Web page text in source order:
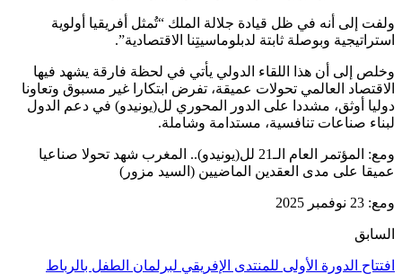
ولفت إلى أنه في ظل قيادة جلالة الملك “تُمثل أفريقيا أولوية
استراتيجية وبوصلة ثابتة لدبلوماسيتِنا الاقتصادية”.
وخلص إلى أن هذا اللقاء الدولي يأتي في لحظة فارقة يشهد فيها
الاقتصاد العالمي تحولات عميقة، تفرض ابتكارا غير مسبوق وتعاونا
دوليا أوثق، مشددا على الدور المحوري لل(يونيدو) في دعم الدول
لبناء صناعات تنافسية، مستدامة وشاملة.
ومع: المؤتمر العام الـ21 لل(يونيدو).. المغرب شهد تحولا صناعيا
عميقا على مدى العقدين الماضيين (السيد مزور)
ومع: 23 نوفمبر 2025
السابق
افتتاح الدورة الأولى للمنتدى الإفريقي لبرلمان الطفل بالرباط